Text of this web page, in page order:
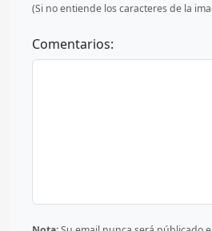
(Si no entiende los caracteres de la
Comentarios: